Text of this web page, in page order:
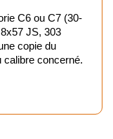
C6 ou C7 (30-
JS, 303
copie du
calibre concerné.